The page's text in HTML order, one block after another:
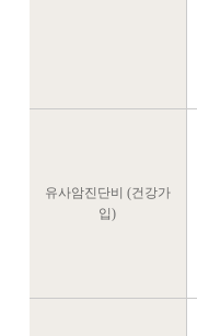
유사암진단비 (건강가
입)